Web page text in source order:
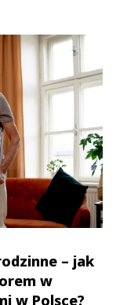
– jak
w
w Polsce?